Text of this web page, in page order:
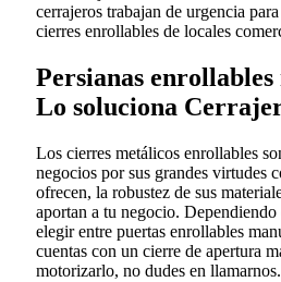
cerrajeros trabajan de urgencia
cierres enrollables de locales
Persianas
Lo soluciona
Los cierres metálicos enrollables
negocios por sus grandes virtudes
ofrecen, la robustez de sus
aportan a tu negocio. Dependiendo
elegir entre puertas enrollables
cuentas con un cierre de apertura
motorizarlo, no dudes en llamarnos.